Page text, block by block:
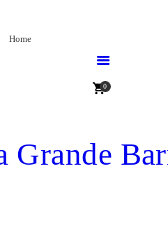
Home
À PROPOS
0
Grande